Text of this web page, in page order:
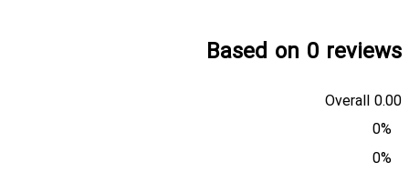
Based on 0 reviews
0.00
Overall
0%
0%